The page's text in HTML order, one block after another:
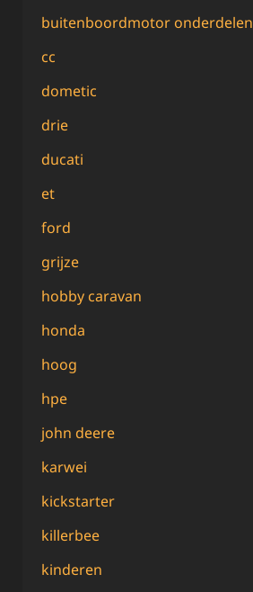
buitenboordmotor onderdelen
cc
dometic
drie
ducati
et
ford
grijze
hobby caravan
honda
hoog
hpe
john deere
karwei
kickstarter
killerbee
kinderen